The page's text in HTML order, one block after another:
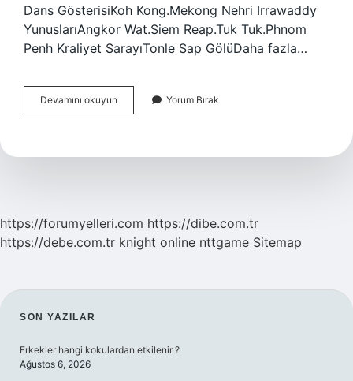
Dans GösterisiKoh Kong.Mekong Nehri Irrawaddy
YunuslarıAngkor Wat.Siem Reap.Tuk Tuk.Phnom
Penh Kraliyet SarayıTonle Sap GölüDaha fazla…
Devamını okuyun Kamboçya
Da
Türk
Yorum Bırak
https://forumyelleri.com https://dibe.com.tr
https://debe.com.tr knight online nttgame Sitemap
SIDEBAR
SON YAZILAR
Erkekler hangi kokulardan etkilenir ?
Ağustos 6, 2026